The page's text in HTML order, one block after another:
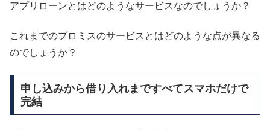
アプリローンとはどのようなサービスなのでしょうか？
これまでのプロミスのサービスとはどのような点が異なる
のでしょうか？
申し込みから借り入れまですべてスマホだけで
完結